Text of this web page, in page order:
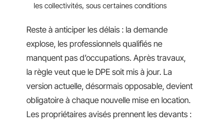
les collectivités, sous certaines conditions
Reste à anticiper les délais : la demande
explose, les professionnels qualifiés ne
manquent pas d’occupations. Après travaux,
la règle veut que le DPE soit mis à jour. La
version actuelle, désormais opposable, devient
obligatoire à chaque nouvelle mise en location.
Les propriétaires avisés prennent les devants :